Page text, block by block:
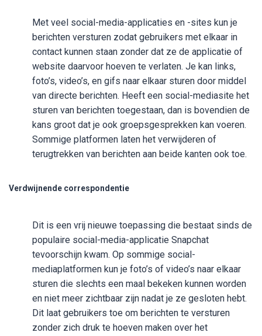
Met veel social-media-applicaties en -sites kun je
berichten versturen zodat gebruikers met elkaar in
contact kunnen staan zonder dat ze de applicatie of
website daarvoor hoeven te verlaten. Je kan links,
foto’s, video’s, en gifs naar elkaar sturen door middel
van directe berichten. Heeft een social-mediasite het
sturen van berichten toegestaan, dan is bovendien de
kans groot dat je ook groepsgesprekken kan voeren.
Sommige platformen laten het verwijderen of
terugtrekken van berichten aan beide kanten ook toe.
Verdwijnende correspondentie
Dit is een vrij nieuwe toepassing die bestaat sinds de
populaire social-media-applicatie Snapchat
tevoorschijn kwam. Op sommige social-
mediaplatformen kun je foto’s of video’s naar elkaar
sturen die slechts een maal bekeken kunnen worden
en niet meer zichtbaar zijn nadat je ze gesloten hebt.
Dit laat gebruikers toe om berichten te versturen
zonder zich druk te hoeven maken over het